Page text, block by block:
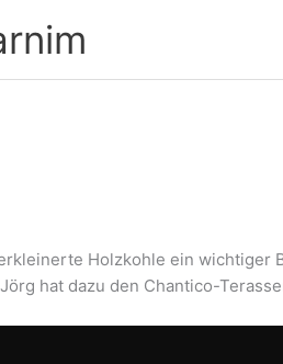
Holzkohle ein wichtiger
hat dazu den Chantico-